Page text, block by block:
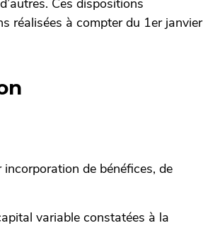
Ces dispositions
réalisées à compter du 1er janvier
de bénéfices, de
variable constatées à la